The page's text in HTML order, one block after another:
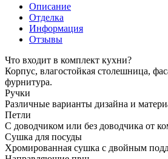
Описание
Отделка
Информация
Отзывы
Что входит в комплект кухни?
Корпус, влагостойкая столешница,
фурнитура.
Ручки
Различные варианты дизайна и
Петли
С доводчиком или без доводчика от
Сушка для посуды
Хромированная сушка с двойным